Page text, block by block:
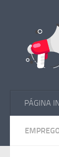
PÁGINA